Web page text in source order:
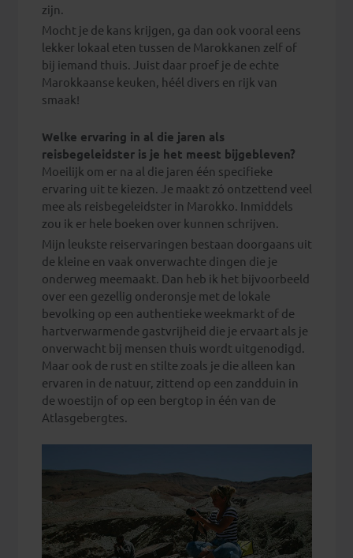
zijn.
Mocht je de kans krijgen, ga dan ook vooral eens
lekker lokaal eten tussen de Marokkanen zelf of
bij iemand thuis. Juist daar proef je de echte
Marokkaanse keuken, héél divers en rijk van
smaak!
Welke ervaring in al die jaren als
reisbegeleidster is je het meest bijgebleven?
Moeilijk om er na al die jaren één specifieke
ervaring uit te kiezen. Je maakt zó ontzettend veel
mee als reisbegeleidster in Marokko. Inmiddels
zou ik er hele boeken over kunnen schrijven.
Mijn leukste reiservaringen bestaan doorgaans uit
de kleine en vaak onverwachte dingen die je
onderweg meemaakt. Dan heb ik het bijvoorbeeld
over een gezellig onderonsje met de lokale
bevolking op een authentieke weekmarkt of de
hartverwarmende gastvrijheid die je ervaart als je
onverwacht bij mensen thuis wordt uitgenodigd.
Maar ook de rust en stilte zoals je die alleen kan
ervaren in de natuur, zittend op een zandduin in
de woestijn of op een bergtop in één van de
Atlasgebergtes.